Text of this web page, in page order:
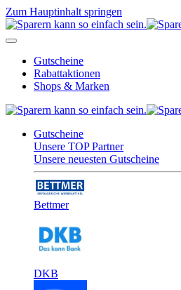
Zum Hauptinhalt springen
Gutscheine
Rabattaktionen
Shops & Marken
Gutscheine
Unsere TOP Partner
Unsere neuesten Gutscheine
Bettmer
DKB